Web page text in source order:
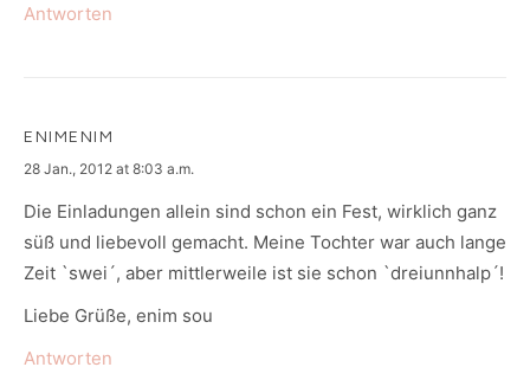
Antworten
ENIMENIM
says:
28 Jan., 2012 at 8:03 a.m.
Die Einladungen allein sind schon ein Fest, wirklich ganz
süß und liebevoll gemacht. Meine Tochter war auch lange
Zeit `swei´, aber mittlerweile ist sie schon `dreiunnhalp´!
Liebe Grüße, enim sou
Antworten